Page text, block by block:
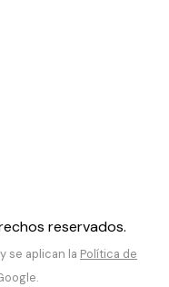
reservados.
se aplican la Política de